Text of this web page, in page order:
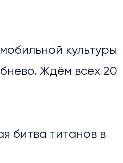
культуры
Ждём всех 20
битва титанов в